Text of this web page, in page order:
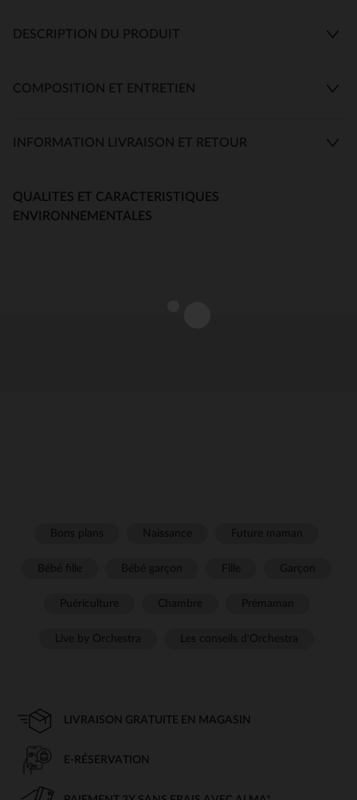
DESCRIPTION DU PRODUIT
COMPOSITION ET ENTRETIEN
INFORMATION LIVRAISON ET RETOUR
QUALITES ET CARACTERISTIQUES
ENVIRONNEMENTALES
LIVRAISON GRATUITE EN MAGASIN
E-RÉSERVATION